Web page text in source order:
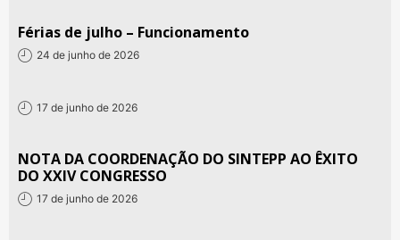
Férias de julho – Funcionamento
24 de junho de 2026
17 de junho de 2026
NOTA DA COORDENAÇÃO DO SINTEPP AO ÊXITO
DO XXIV CONGRESSO
17 de junho de 2026